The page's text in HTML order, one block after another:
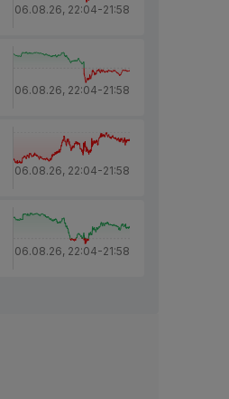
06.08.26, 22:04-21:58
06.08.26, 22:04-21:58
06.08.26, 22:04-21:58
06.08.26, 22:04-21:58